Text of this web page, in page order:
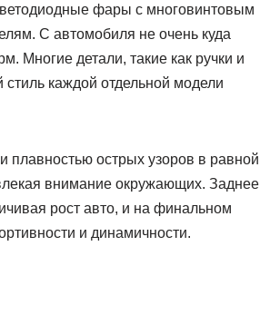
фары с многовинтовым
С автомобиля не очень куда
Многие детали, такие как ручки и
каждой отдельной модели
плавностью острых узоров в равной
внимание окружающих. Заднее
рост авто, и на финальном
и динамичности.